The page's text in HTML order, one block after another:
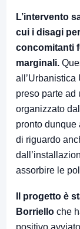
L’intervento
cui i disagi
concomitanti
marginali.
all’Urbanistica
preso parte ad
organizzato
pronto dunque
di riguardo
assorbire le
Il progetto è
Borriello che